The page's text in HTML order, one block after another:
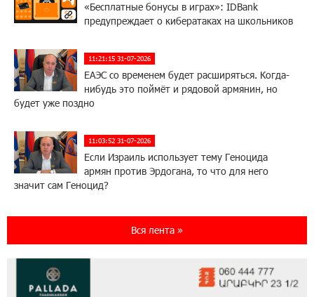
«Бесплатные бонусы в играх»: IDBank
предупреждает о кибератаках на школьников
11:21:15 31-07-2026
ЕАЭС со временем будет расширяться. Когда-
нибудь это поймёт и рядовой армянин, но
будет уже поздно
11:03:52 31-07-2026
Если Израиль использует тему Геноцида
армян против Эрдогана, то что для него
значит сам Геноцид?
приложении
Вся лента »